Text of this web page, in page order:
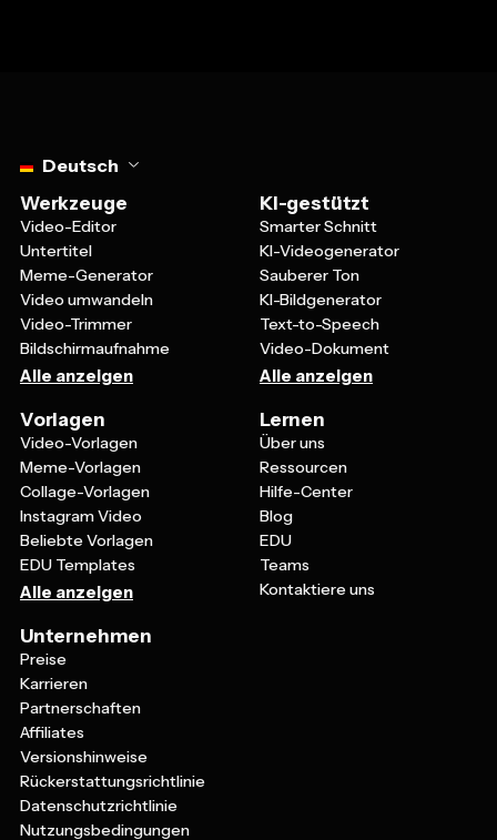
Deutsch
Werkzeuge
Video-Editor
Untertitel
Meme-Generator
Video umwandeln
Video-Trimmer
Bildschirmaufnahme
Alle anzeigen
KI-gestützt
Smarter Schnitt
KI-Videogenerator
Sauberer Ton
KI-Bildgenerator
Text-to-Speech
Video-Dokument
Alle anzeigen
Vorlagen
Video-Vorlagen
Meme-Vorlagen
Collage-Vorlagen
Instagram Video
Beliebte Vorlagen
EDU Templates
Alle anzeigen
Lernen
Über uns
Ressourcen
Hilfe-Center
Blog
EDU
Teams
Kontaktiere uns
Unternehmen
Preise
Karrieren
Partnerschaften
Affiliates
Versionshinweise
Rückerstattungsrichtlinie
Datenschutzrichtlinie
Nutzungsbedingungen